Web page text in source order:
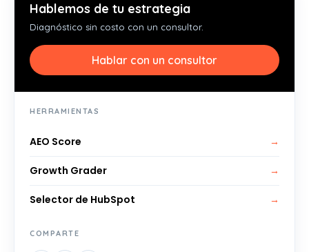
Hablemos de tu estrategia
Diagnóstico sin costo con un consultor.
Hablar con un consultor
HERRAMIENTAS
AEO Score →
Growth Grader →
Selector de HubSpot →
COMPARTE